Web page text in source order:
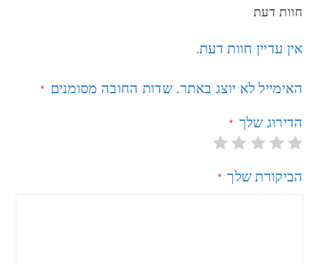
חוות דעת
אין עדיין חוות דעת.
האימייל לא יוצג באתר. שדות החובה מסומנים *
הדירוג שלך *
הביקורת שלך *